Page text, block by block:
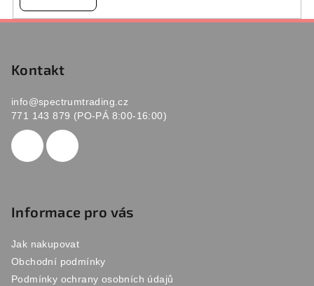
Kontakt
info@spectrumtrading.cz
771 143 879 (PO-PÁ 8:00-16:00)
Informace pro vás
Jak nakupovat
Obchodní podmínky
Podmínky ochrany osobních údajů